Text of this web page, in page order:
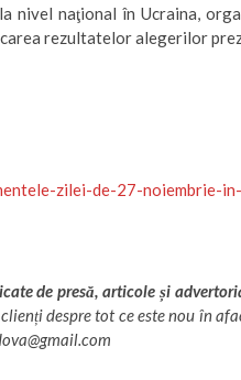
nivel naţional în Ucraina,
rezultatelor alegerilor
zilei-de-27-noiembrie-
de presă, articole și
despre tot ce este nou în